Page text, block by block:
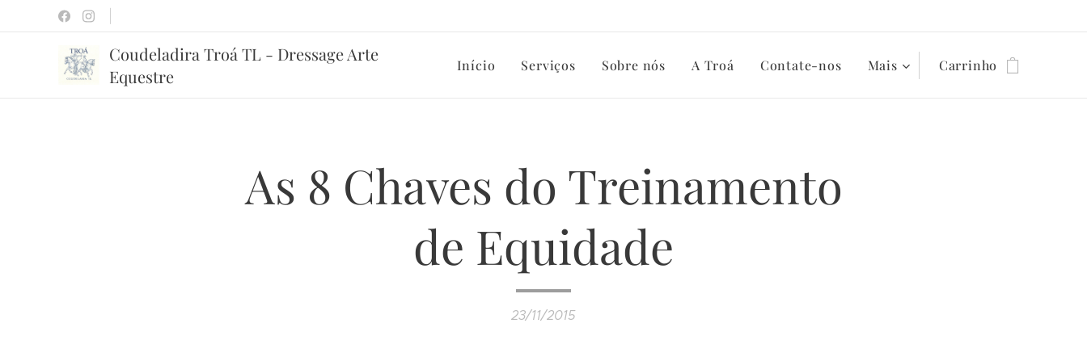
Coudeladira Troá TL - Dressage Arte
Equestre
Início Serviços Sobre nós A Troá Contate-nos Mais Carrinho
As 8 Chaves do Treinamento
de Equidade
23/11/2015